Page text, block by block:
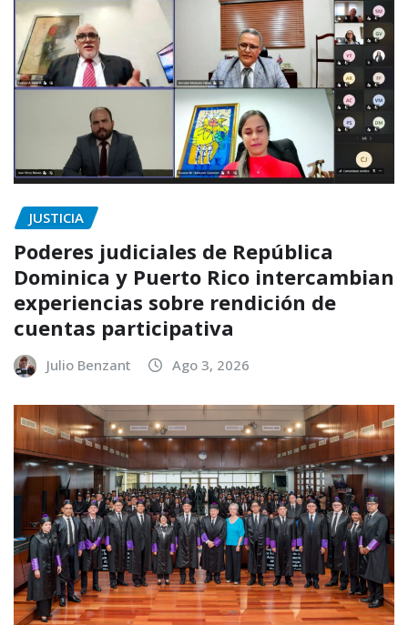
JUSTICIA
Poderes judiciales de República
Dominica y Puerto Rico intercambian
experiencias sobre rendición de
cuentas participativa
Julio Benzant Ago 3, 2026